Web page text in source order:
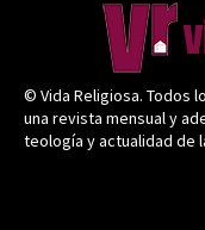
© Vida Religiosa. Todos
una revista mensual y
teología y actualidad de